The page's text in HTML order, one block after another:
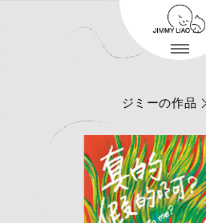
ジミーの作品